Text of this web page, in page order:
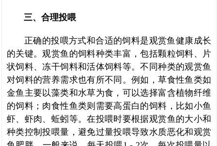
三、合理投喂
正确的投喂方式和合适的饲料是观赏鱼健康成长
的关键。观赏鱼的饲料种类丰富，包括颗粒饲料、片
状饲料、冻干饲料和活体饲料等。不同种类的观赏鱼
对饲料的营养需求也有所不同。例如，草食性鱼类如
金鱼主要以藻类和水草为食，可以选择富含植物纤维
的饲料；肉食性鱼类则需要高蛋白的饲料，比如小鱼
虾、虾肉、蚯蚓等。在投喂时要根据观赏鱼的大小和
种类控制投喂量，避免过量投喂导致水质恶化和观赏